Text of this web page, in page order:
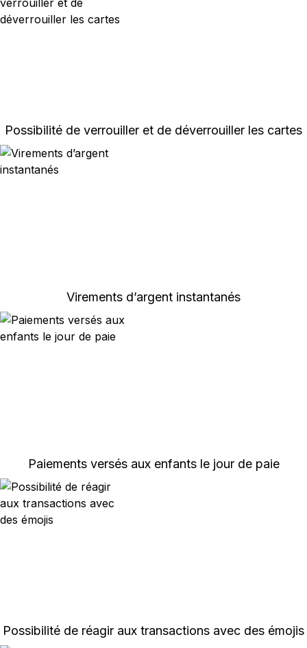
Possibilité de verrouiller et de déverrouiller les cartes
Virements d’argent instantanés
Paiements versés aux enfants le jour de paie
Possibilité de réagir aux transactions avec des émojis